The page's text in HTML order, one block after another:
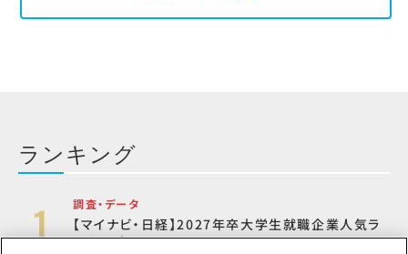
ランキング
調査・データ
【マイナビ・日経】2027年卒大学生就職企業人気ラ
ンキング